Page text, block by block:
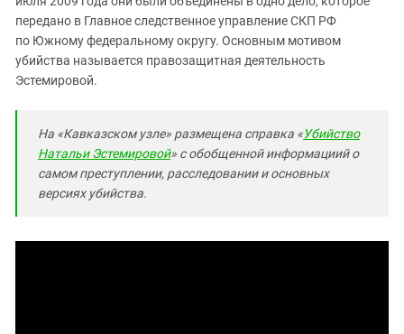
передано в Главное следственное управление СКП РФ
по Южному федеральному округу. Основным мотивом
убийства называется правозащитная деятельность
Эстемировой.
На «Кавказском узле» размещена справка «Убийство
Натальи Эстемировой» с обобщенной информациий о
самом преступлении, расследовании и основных
версиях убийства.